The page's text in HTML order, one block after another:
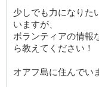
少しでも力になりた
いますが、
ボランティアの情報
ら教えてください！
オアフ島に住んでい